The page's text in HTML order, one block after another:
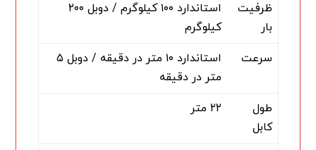
ظرفیت
بار
استاندارد ۱۰۰ کیلوگرم / دوبل ۲۰۰
کیلوگرم
سرعت
استاندارد ۱۰ متر در دقیقه / دوبل ۵
متر در دقیقه
طول
کابل
۲۲ متر